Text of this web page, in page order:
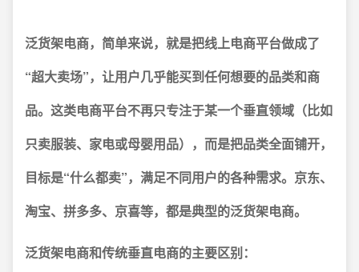
泛货架电商，简单来说，就是把线上电商平台做成了
“超大卖场”，让用户几乎能买到任何想要的品类和商
品。这类电商平台不再只专注于某一个垂直领域（比如
只卖服装、家电或母婴用品），而是把品类全面铺开，
目标是“什么都卖”，满足不同用户的各种需求。京东、
淘宝、拼多多、京喜等，都是典型的泛货架电商。
泛货架电商和传统垂直电商的主要区别：